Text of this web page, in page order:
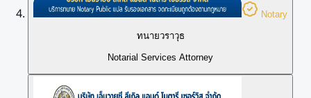
Notary
ทนายวราวุธ
Notarial Services Attorney